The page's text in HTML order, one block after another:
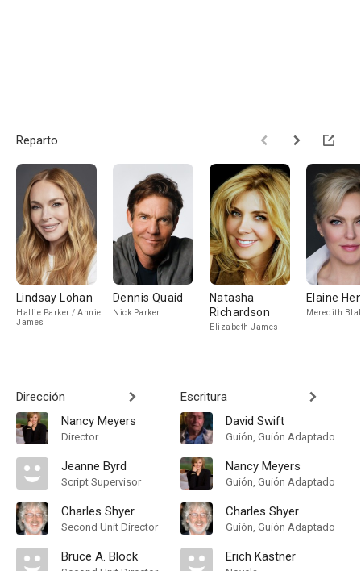
Reparto
Lindsay Lohan
Hallie Parker / Annie
James
Dennis Quaid
Nick Parker
Natasha
Richardson
Elizabeth James
Elaine
Meredith
Dirección
Nancy Meyers
Director
Jeanne Byrd
Script Supervisor
Charles Shyer
Second Unit Director
Bruce A. Block
Escritura
David Swift
Guión, Guión Adaptado
Nancy Meyers
Guión, Guión Adaptado
Charles Shyer
Guión, Guión Adaptado
Erich Kästner